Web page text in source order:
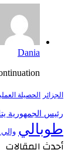
Dania
الجزائر الحصيلة
رئيس الجمهورية
طوبالي والي
أحدث المقالات